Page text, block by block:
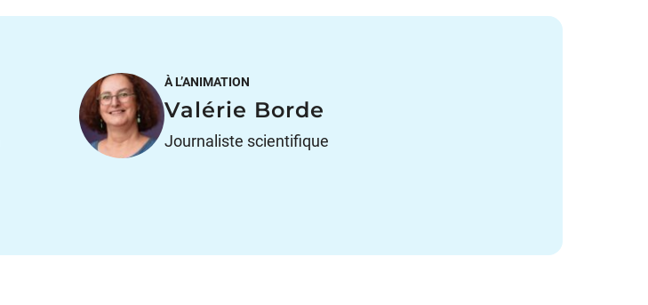
À L’ANIMATION
Valérie Borde
Journaliste scientifique